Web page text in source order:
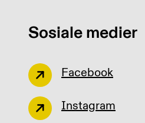
Sosiale medier
Facebook
Instagram